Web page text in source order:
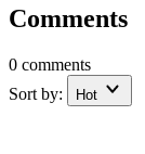
Comments
0 comments
Sort by:
Hot